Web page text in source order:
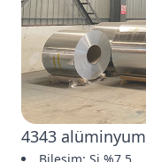
4343